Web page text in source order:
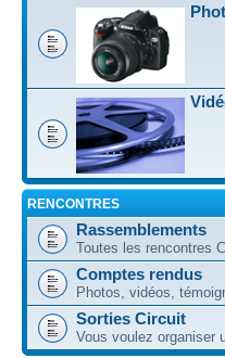
RENCONTRES
Rassemblements
Toutes les rencontres
Comptes rendus
Photos, vidéos,
Sorties Circuit
Vous voulez organiser